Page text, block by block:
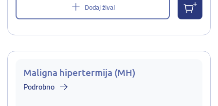
Dodaj žival
Maligna hipertermija (MH)
Podrobno